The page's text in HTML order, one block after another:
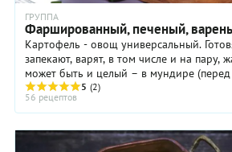
ГРУППА
Фаршированный, печеный,
Картофель - овощ универсальный.
запекают, варят, в том числе и на пару,
может быть и целый – в мундире (перед
забудьте хорошенько потереть ...
5 (2)
56 рецептов